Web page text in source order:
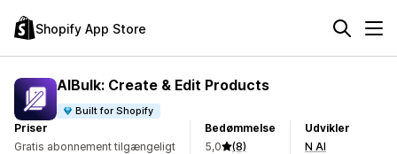
Shopify App Store
AIBulk: Create & Edit Products
Built for Shopify
Priser
Gratis abonnement tilgængeligt
Bedømmelse
5,0
(8)
Udvikler
N AI